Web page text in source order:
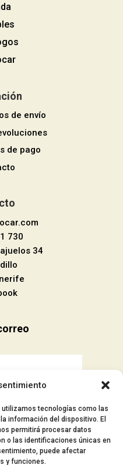
tecnologías como las
información del dispositivo. El
permitirá procesar datos
o las identificaciones únicas en
puede afectar
y funciones.
de envío
de pago
730
34